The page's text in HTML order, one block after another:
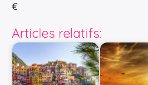
€
Articles relatifs: